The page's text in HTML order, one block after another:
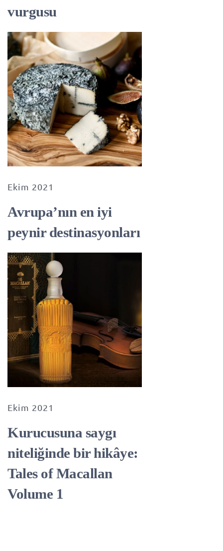
vurgusu
Ekim 2021
Avrupa’nın en iyi
peynir destinasyonları
Ekim 2021
Kurucusuna saygı
niteliğinde bir hikâye:
Tales of Macallan
Volume 1